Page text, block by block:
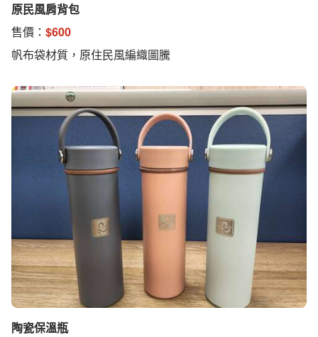
原民風肩背包
售價： $600
帆布袋材質，原住民風編織圖騰
陶瓷保溫瓶